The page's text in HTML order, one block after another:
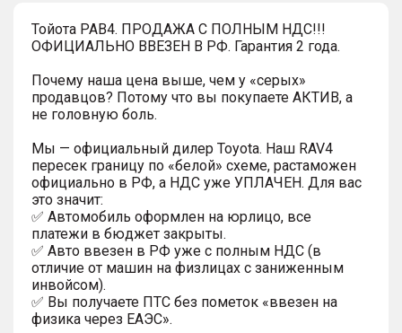
Тойота РАВ4. ПРОДАЖА С ПОЛНЫМ НДС!!!
ОФИЦИАЛЬНО ВВЕЗЕН В РФ. Гарантия 2 года.
Почему наша цена выше, чем у «серых»
продавцов? Потому что вы покупаете АКТИВ, а
не головную боль.
Мы — официальный дилер Toyota. Наш RAV4
пересек границу по «белой» схеме, растаможен
официально в РФ, а НДС уже УПЛАЧЕН. Для вас
это значит:
✅ Автомобиль оформлен на юрлицо, все
платежи в бюджет закрыты.
✅ Авто ввезен в РФ уже с полным НДС (в
отличие от машин на физлицах с заниженным
инвойсом).
✅ Вы получаете ПТС без пометок «ввезен на
физика через ЕАЭС».